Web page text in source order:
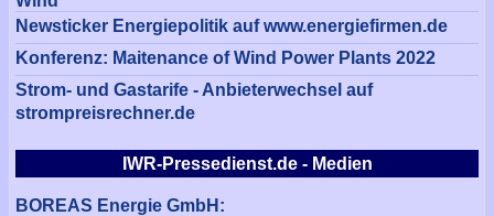
Newsticker Energiepolitik auf www.energiefirmen.de
Konferenz: Maitenance of Wind Power Plants 2022
Strom- und Gastarife - Anbieterwechsel auf
strompreisrechner.de
IWR-Pressedienst.de - Medien
BOREAS Energie GmbH: